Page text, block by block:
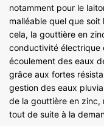
notamment pour le
malléable quel que
cela, la gouttière en
conductivité électrique
écoulement des eaux
grâce aux fortes
gestion des eaux
de la gouttière en zinc,
tout de suite à la